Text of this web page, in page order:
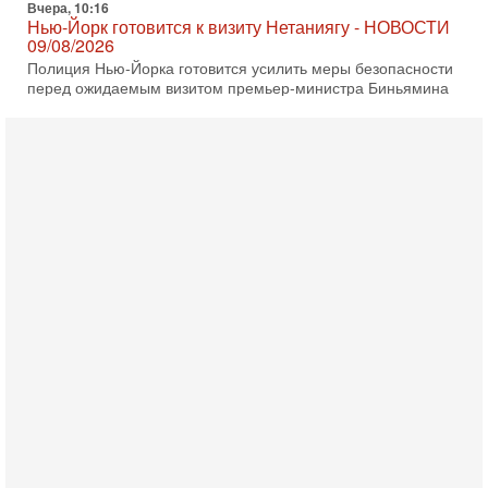
Нетаниягу на Генассамблею ООН в сентябре. По
8-08-2026, 16:56
Еврейский кандидат в арабской партии — зачем?
Израильская политика может получить неожиданный
поворот: еврейский кандидат — на реальном месте в